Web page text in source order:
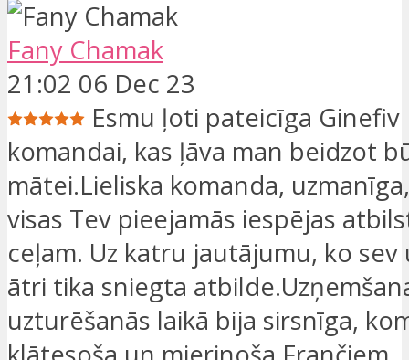
Fany Chamak
21:02 06 Dec 23
Esmu ļoti pateicīga
komandai, kas ļāva man beidzot
mātei.Lieliska komanda,
visas Tev pieejamās iespējas
ceļam. Uz katru jautājumu, ko sev
ātri tika sniegta
uzturēšanās laikā bija sirsnīga,